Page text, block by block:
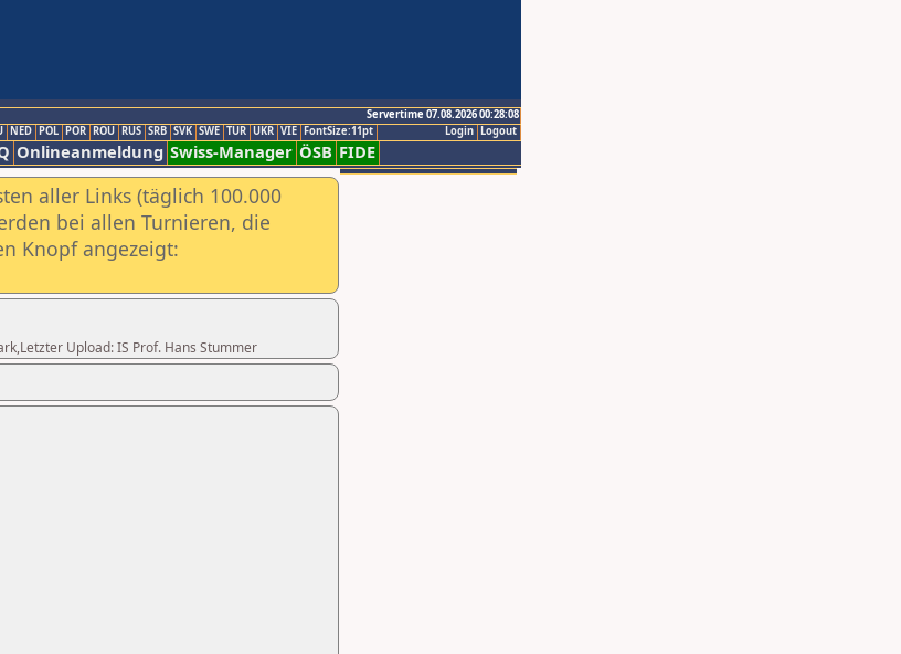
Servertime 07.08.2026 00:28:08
Logout
Login
NED POL POR ROU RUS SRB SVK SWE TUR UKR VIE FontSize:11pt
Onlineanmeldung Swiss-Manager ÖSB FIDE
aller Links (täglich 100.000
bei allen Turnieren, die
Knopf angezeigt:
Upload: IS Prof. Hans Stummer